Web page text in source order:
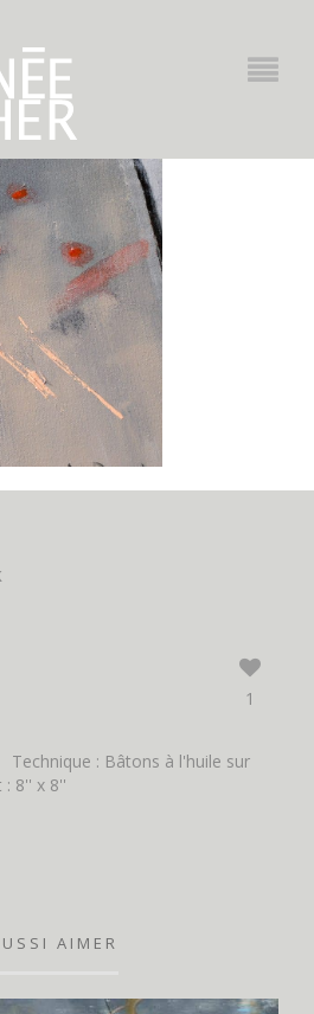
1
Technique : Bâtons à l'huile sur
: 8'' x 8''
AIMER